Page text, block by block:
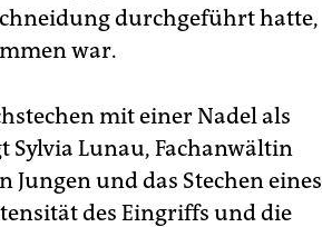
durchgeführt hatte,
war.
mit einer Nadel als
Sylvia Lunau, Fachanwältin
und das Stechen eines
des Eingriffs und die